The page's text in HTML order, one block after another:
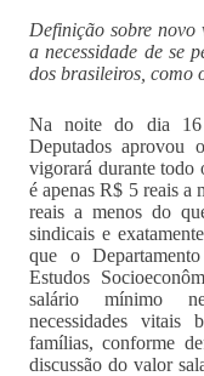
Definição sobre
a necessidade de se
dos brasileiros, como
Na noite do dia 16
Deputados aprovou
vigorará durante
é apenas R$ 5 reais a
reais a menos do
sindicais e
que o
Estudos
salário mínimo
necessidades vitais
famílias, conforme
discussão do valor